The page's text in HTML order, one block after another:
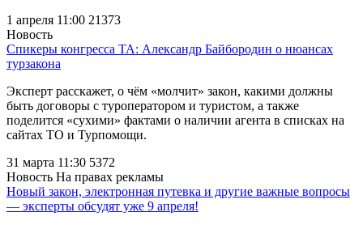
1 апреля 11:00 21373
Новость
Спикеры конгресса ТА: Александр Байбородин о нюансах
турзакона
Эксперт расскажет, о чём «молчит» закон, какими должны
быть договоры с туроператором и туристом, а также
поделится «сухими» фактами о наличии агента в списках на
сайтах ТО и Турпомощи.
31 марта 11:30 5372
Новость На правах рекламы
Новый закон, электронная путевка и другие важные вопросы
— эксперты обсудят уже 9 апреля!